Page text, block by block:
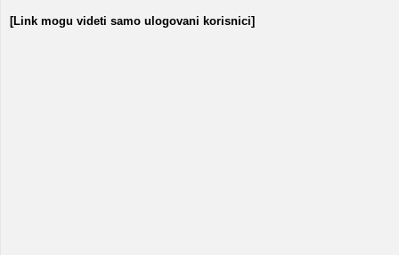
[Link mogu videti samo ulogovani korisnici]